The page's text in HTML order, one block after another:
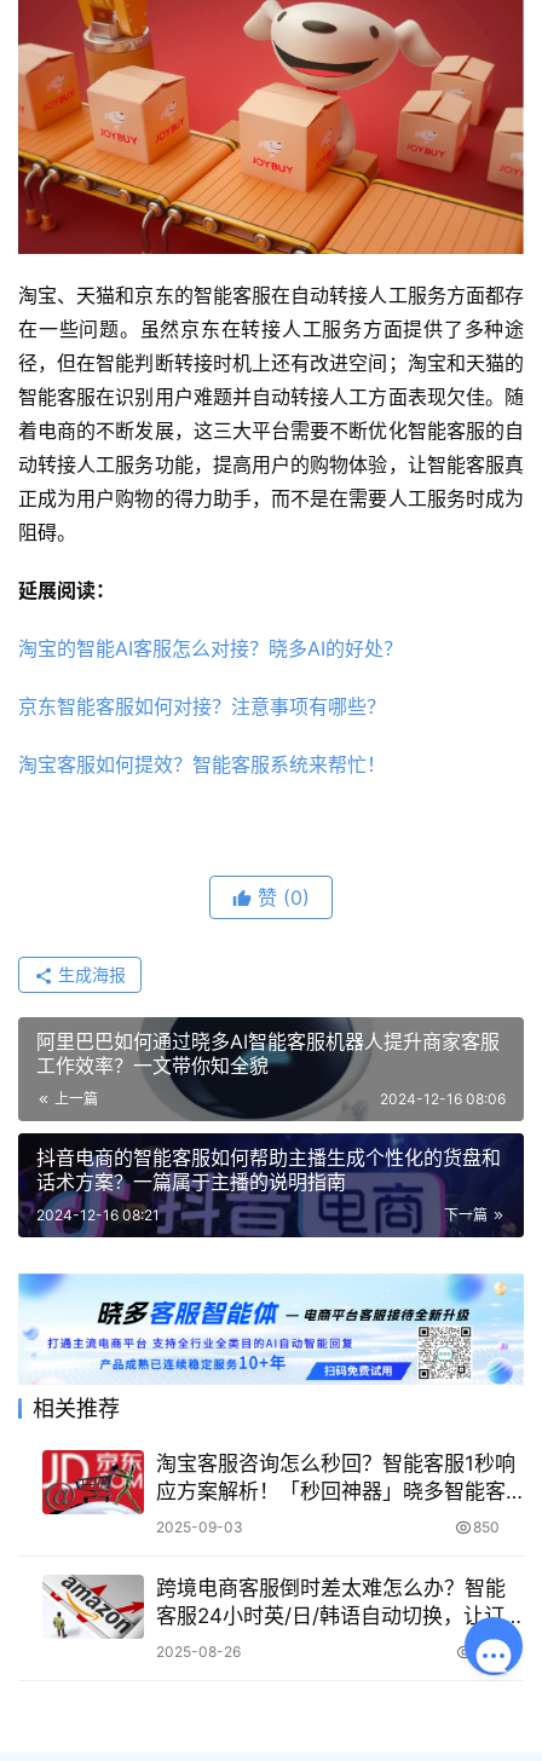
淘宝、天猫和京东的智能客服在自动转接人工服务方面都存
在一些问题。虽然京东在转接人工服务方面提供了多种途
径，但在智能判断转接时机上还有改进空间；淘宝和天猫的
智能客服在识别用户难题并自动转接人工方面表现欠佳。随
着电商的不断发展，这三大平台需要不断优化智能客服的自
动转接人工服务功能，提高用户的购物体验，让智能客服真
正成为用户购物的得力助手，而不是在需要人工服务时成为
阻碍。
延展阅读：
淘宝的智能AI客服怎么对接？晓多AI的好处？
京东智能客服如何对接？注意事项有哪些？
淘宝客服如何提效？智能客服系统来帮忙！
赞 (0)
生成海报
阿里巴巴如何通过晓多AI智能客服机器人提升商家客服
工作效率？一文带你知全貌
上一篇 2024-12-16 08:06
抖音电商的智能客服如何帮助主播生成个性化的货盘和
话术方案？一篇属于主播的说明指南
下一篇
2024-12-16 08:21
相关推荐
淘宝客服咨询怎么秒回？智能客服1秒响
应方案解析！「秒回神器」晓多智能客
服1秒极速响应，转化率飙升30%！
2025-09-03 850
跨境电商客服倒时差太难怎么办？智能
客服24小时英/日/韩语自动切换，让订
单不再流失！24小时秒回全球订单，跨
2025-08-26 675